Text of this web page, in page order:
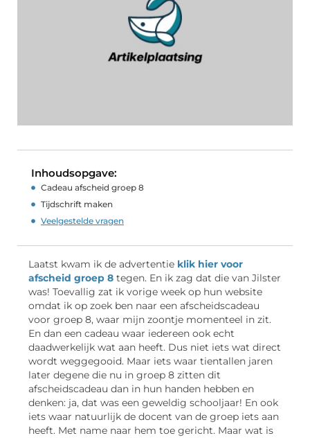
Inhoudsopgave:
Cadeau afscheid groep 8
Tijdschrift maken
Veelgestelde vragen
Laatst kwam ik de advertentie klik hier voor
afscheid groep 8 tegen. En ik zag dat die van Jilster
was! Toevallig zat ik vorige week op hun website
omdat ik op zoek ben naar een afscheidscadeau
voor groep 8, waar mijn zoontje momenteel in zit.
En dan een cadeau waar iedereen ook echt
daadwerkelijk wat aan heeft. Dus niet iets wat direct
wordt weggegooid. Maar iets waar tientallen jaren
later degene die nu in groep 8 zitten dit
afscheidscadeau dan in hun handen hebben en
denken: ja, dat was een geweldig schooljaar! En ook
iets waar natuurlijk de docent van de groep iets aan
heeft. Met name naar hem toe gericht. Maar wat is